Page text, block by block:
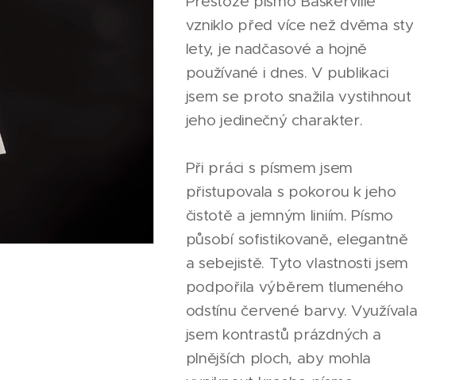
vzniklo před více než dvěma sty
lety, je nadčasové a hojně
používané i dnes. V publikaci
jsem se proto snažila vystihnout
jeho jedinečný charakter.
Při práci s písmem jsem
přistupovala s pokorou k jeho
čistotě a jemným liniím. Písmo
působí sofistikovaně, elegantně
a sebejistě. Tyto vlastnosti jsem
podpořila výběrem tlumeného
odstínu červené barvy. Využívala
jsem kontrastů prázdných a
plnějších ploch, aby mohla